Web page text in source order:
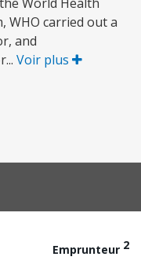
WHO carried out a
and
Voir plus
Emprunteur 2